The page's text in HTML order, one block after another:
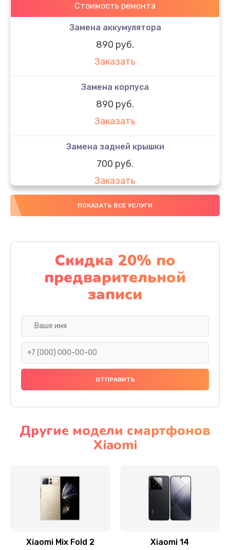
Стоимость ремонта
Замена аккумулятора
890 руб.
Заказать
Замена корпуса
890 руб.
Заказать
Замена задней крышки
700 руб.
Заказать
Комплексная чистка
Заказать
Замена стекла
1100 руб.
Заказать
Замена разъема питания
Замена шлейфа
Ремонт мультиконтроллера
ПОКАЗАТЬ ВСЕ УСЛУГИ
Скидка 20% по
предварительной
записи
Другие модели смартфонов
Xiaomi
Xiaomi Mix Fold 2 Xiaomi 14